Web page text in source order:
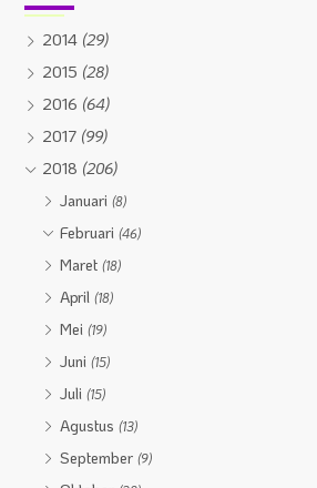
2014 (29)
2015 (28)
2016 (64)
2017 (99)
2018 (206)
Januari(8)
Februari(46)
Maret(18)
April(18)
Mei(19)
Juni(15)
Juli(15)
Agustus(13)
September(9)